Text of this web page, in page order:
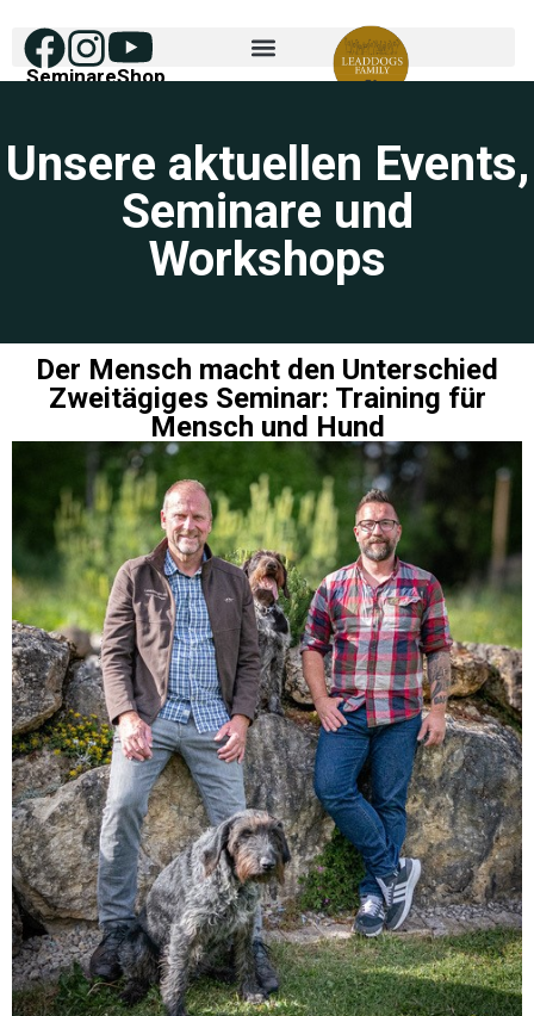
SeminareShop
Unsere aktuellen Events,
Seminare und
Workshops
Der Mensch macht den Unterschied
Zweitägiges Seminar: Training für
Mensch und Hund